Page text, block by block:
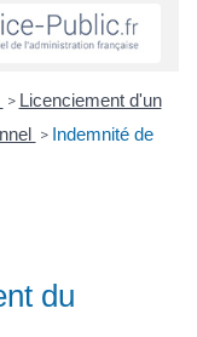
> Licenciement d'un
> Indemnité de
du